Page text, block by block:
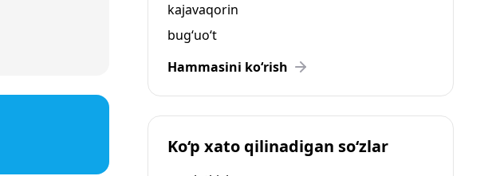
kajavaqorin
bug‘uo‘t
Hammasini ko‘rish
Ko‘p xato qilinadigan so‘zlar